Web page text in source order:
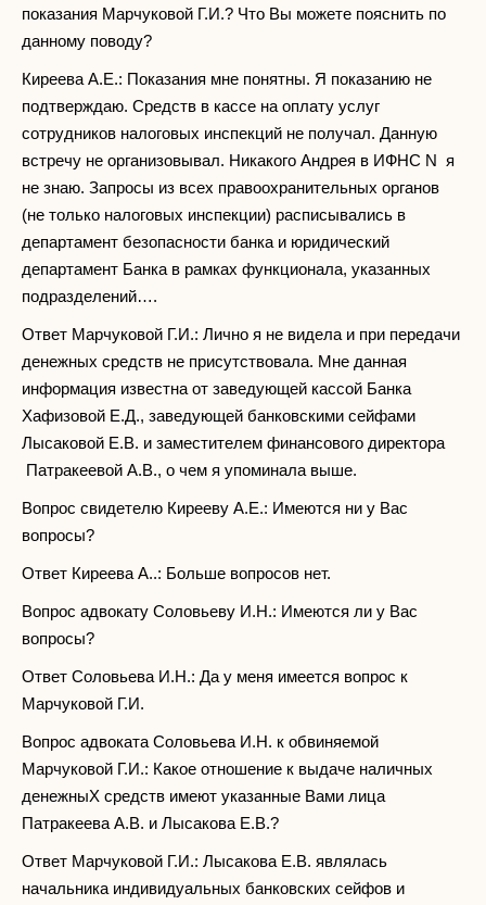
показания Марчуковой Г.И.? Что Вы можете пояснить по
данному поводу?
Киреева А.Е.: Показания мне понятны. Я показанию не
подтверждаю. Средств в кассе на оплату услуг
сотрудников налоговых инспекций не получал. Данную
встречу не организовывал. Никакого Андрея в ИФНС N я
не знаю. Запросы из всех правоохранительных органов
(не только налоговых инспекции) расписывались в
департамент безопасности банка и юридический
департамент Банка в рамках функционала, указанных
подразделений….
Ответ Марчуковой Г.И.: Лично я не видела и при передачи
денежных средств не присутствовала. Мне данная
информация известна от заведующей кассой Банка
Хафизовой Е.Д., заведующей банковскими сейфами
Лысаковой Е.В. и заместителем финансового директора
Патракеевой А.В., о чем я упоминала выше.
Вопрос свидетелю Кирееву А.Е.: Имеются ни у Вас
вопросы?
Ответ Киреева А..: Больше вопросов нет.
Вопрос адвокату Соловьеву И.Н.: Имеются ли у Вас
вопросы?
Ответ Соловьева И.Н.: Да у меня имеется вопрос к
Марчуковой Г.И.
Bопрос адвоката Соловьева И.Н. к обвиняемой
Марчуковой Г.И.: Какое отношение к выдаче наличных
денежныX средств имеют указанные Вами лица
Патракеева А.В. и Лысакова Е.В.?
Ответ Марчуковой Г.И.: Лысакова Е.В. являлась
начальника индивидуальных банковских сейфов и